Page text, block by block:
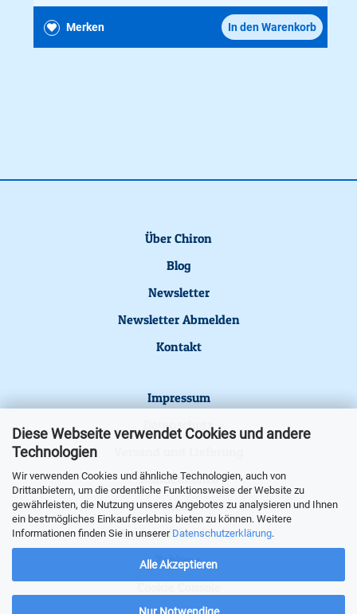
Diese Webseite verwendet Cookies und andere
Technologien
Wir verwenden Cookies und ähnliche Technologien, auch von
Drittanbietern, um die ordentliche Funktionsweise der Website zu
gewährleisten, die Nutzung unseres Angebotes zu analysieren und Ihnen
ein bestmögliches Einkaufserlebnis bieten zu können. Weitere
Informationen finden Sie in unserer Datenschutzerklärung.
Alle Akzeptieren
Merken In den Warenkorb
Über Chiron
Blog
Newsletter
Newsletter Abmelden
Kontakt
Impressum
Datenschutz
Kundenkonto
AGB
Widerrufsbelehrung
Zahlung